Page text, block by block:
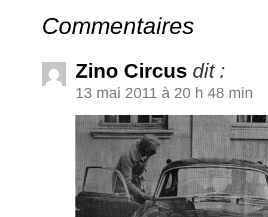
Commentaires
Zino Circus dit :
13 mai 2011 à 20 h 48 min